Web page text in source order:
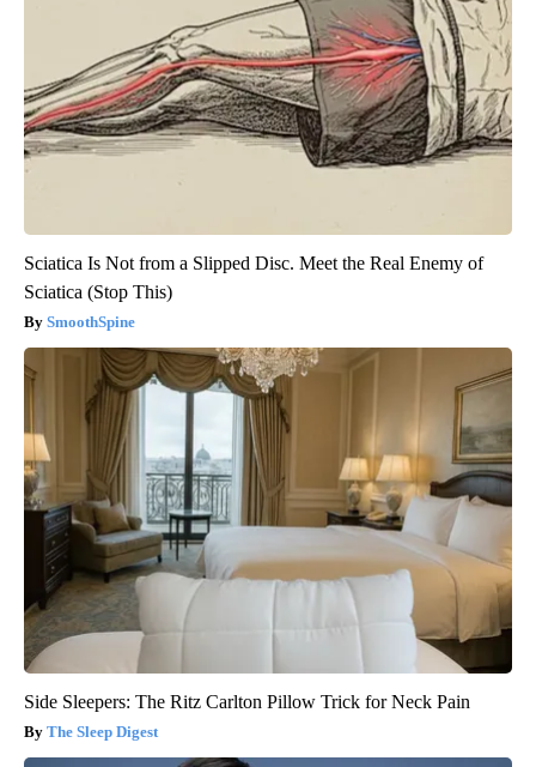
Sciatica Is Not from a Slipped Disc. Meet the Real Enemy of
Sciatica (Stop This)
SmoothSpine
Side Sleepers: The Ritz Carlton Pillow Trick for Neck Pain
The Sleep Digest